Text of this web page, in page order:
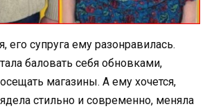
его супруга ему разонравилась.
баловать себя обновками,
магазины. А ему хочется,
стильно и современно, меняла